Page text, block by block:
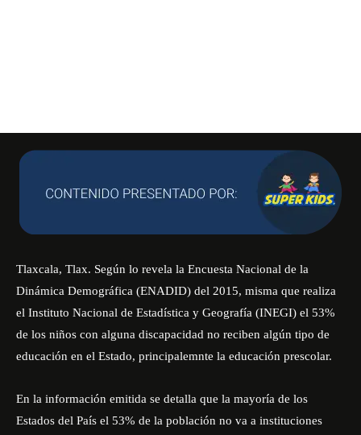
Tlaxcala, Tlax. Según lo revela la Encuesta Nacional de la
Dinámica Demográfica (ENADID) del 2015, misma que realiza
el Instituto Nacional de Estadística y Geografía (INEGI) el 53%
de los niños con alguna discapacidad no reciben algún tipo de
educación en el Estado, principalemnte la educación prescolar.
En la información emitida se detalla que la mayoría de los
Estados del País el 53% de la población no va a instituciones